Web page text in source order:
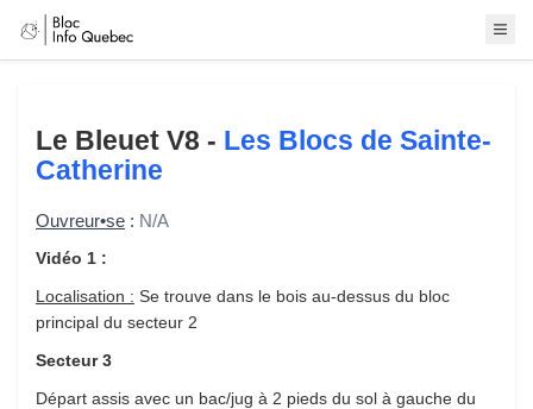
Le Bleuet V8 - Les Blocs de Sainte-
Catherine
Ouvreur•se : N/A
Vidéo 1 :
Localisation : Se trouve dans le bois au-dessus du bloc
principal du secteur 2
Secteur 3
Départ assis avec un bac/jug à 2 pieds du sol à gauche du